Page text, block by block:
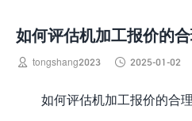
如何评估机加工报价的
 tongshang2023  2025-01-02
如何评估机加工报价的合